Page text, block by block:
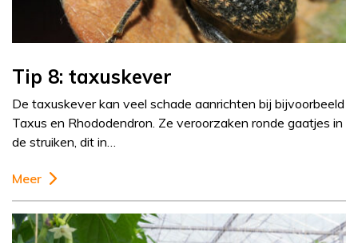
Tip 8: taxuskever
De taxuskever kan veel schade aanrichten bij bijvoorbeeld
Taxus en Rhododendron. Ze veroorzaken ronde gaatjes in
de struiken, dit in…
Meer